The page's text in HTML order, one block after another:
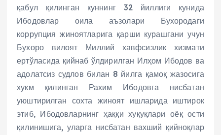
қабул қилинган куннинг 32 йиллиги кунида
Ибодовлар оила аъзолари Бухородаги
коррупция жиноятларига қарши курашгани учун
Бухоро вилоят Миллий хавфсизлик хизмати
ертўласида қийнаб ўлдирилган Илҳом Ибодов ва
адолатсиз судлов билан 8 йилга қамоқ жазосига
хукм қилинган Рахим Ибодовга нисбатан
уюштирилган сохта жиноят ишларида иштирок
этиб, Ибодовларнинг ҳаққи хуқуқлари оёқ ости
қилинишига, уларга нисбатан вахший қийноқлар